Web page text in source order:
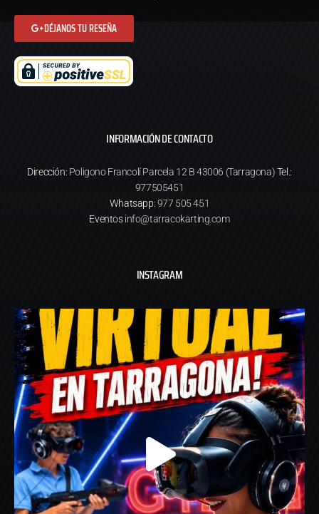
DÉJANOS TU RESEÑA
INFORMACIÓN DE CONTACTO
Dirección: Poligono Francolí Parcela 12 B 43006 (Tarragona)Tel.:
977505451
Whatsapp:977 505 451
Eventosinfo@tarracokarting.com
INSTAGRAM